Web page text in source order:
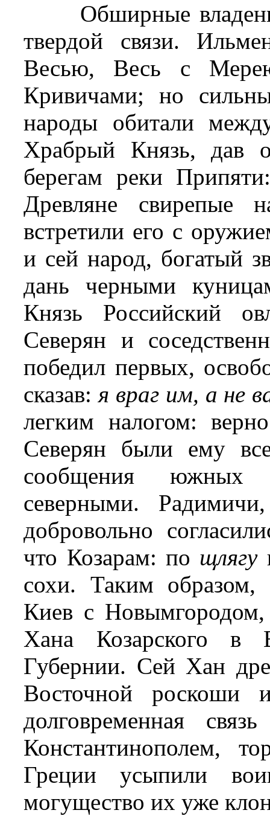
Обширные
твердой связи.
Весью, Весь с
Кривичами; но
народы обитали
Храбрый Князь, дав
берегам реки
Древляне свирепые
встретили его с
и сей народ, богатый
дань черными
Князь Российский
Северян и
победил первых,
сказав:я враг им, а не
легким налогом:
Северян были ему
сообщения южных
северными.
добровольно
что Козарам: по щлягу
сохи. Таким образом,
Киев с Новымгородом,
Хана Козарского в
Губернии. Сей Хан
Восточной роскоши
долговременная
Константинополем,
Греции усыпили
могущество их уже